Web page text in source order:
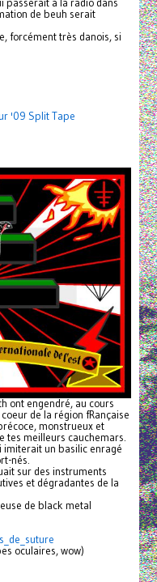
passerait à la radio dans
de beuh serait
forcément très danois, si
'09 Split Tape
ont engendré, au cours
de la région fRançaise
monstrueux et
tes meilleurs cauchemars.
imiterait un basilic enragé
nés.
sur des instruments
et dégradantes de la
de black metal
oculaires, wow)